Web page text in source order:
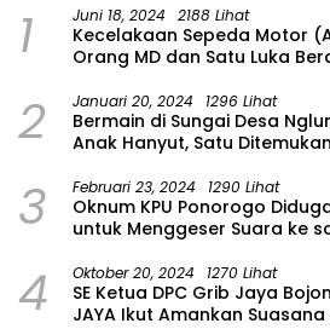
1 Juni 18, 2024 2188 Lihat
Kecelakaan Sepeda Motor
Orang MD dan Satu Luka
2 Januari 20, 2024 1296 Lihat
Bermain di Sungai Desa
Anak Hanyut, Satu
3 Februari 23, 2024 1290 Lihat
Oknum KPU Ponorogo
untuk Menggeser Suara ke
4 Oktober 20, 2024 1270 Lihat
SE Ketua DPC Grib Jaya
JAYA Ikut Amankan